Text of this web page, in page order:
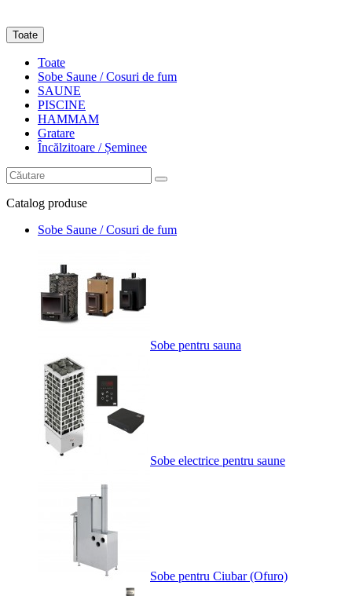
Toate
Toate
Sobe Saune / Cosuri de fum
SAUNE
PISCINE
HAMMAM
Gratare
Încălzitoare / Șeminee
Catalog produse
Sobe Saune / Cosuri de fum
Sobe pentru sauna
Sobe electrice pentru saune
Sobe pentru Ciubar (Ofuro)